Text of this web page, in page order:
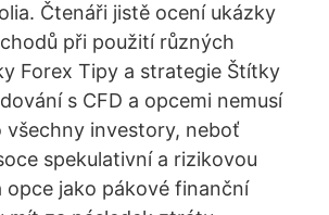
Čtenáři jistě ocení ukázky
při použití různých
Forex Tipy a strategie Štítky
s CFD a opcemi nemusí
investory, neboť
spekulativní a rizikovou
opce jako pákové finanční